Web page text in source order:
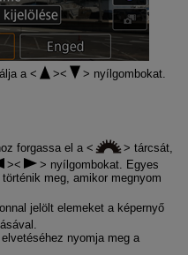
a nyílgombokat.
forgassa el a
tárcsát,
nyílgombokat. Egyes
meg, amikor megnyom
jelölt elemeket a képernyő
nyomja meg a